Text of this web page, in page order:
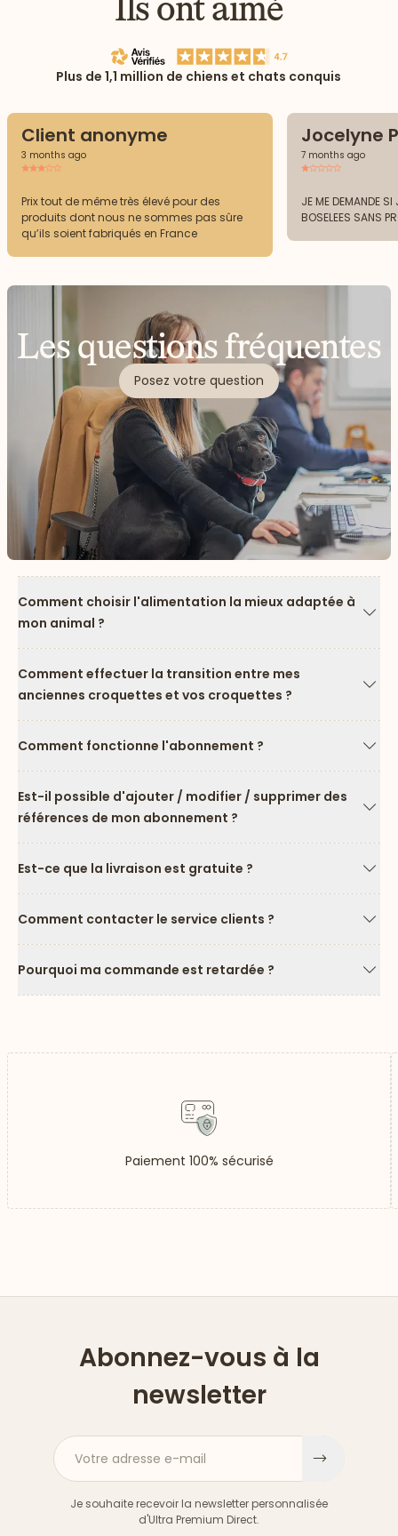
Plus de 1,1 million de chiens et chats conquis
Client anonyme
3 months ago
Prix tout de même très élevé pour des
produits dont nous ne sommes pas sûre
qu’ils soient fabriqués en France
Jocelyne
7 months ago
JE ME DEMANDE SI
BOSELEES SANS
Les questions fréquentes
Posez votre question
Comment choisir l'alimentation la mieux adaptée à
mon animal ?
Comment effectuer la transition entre mes
anciennes croquettes et vos croquettes ?
Comment fonctionne l'abonnement ?
Est-il possible d'ajouter / modifier / supprimer des
références de mon abonnement ?
Est-ce que la livraison est gratuite ?
Comment contacter le service clients ?
Pourquoi ma commande est retardée ?
Paiement 100% sécurisé
Abonnez-vous à la
newsletter
Votre adresse e-mail
Je souhaite recevoir la newsletter personnalisée
d'Ultra Premium Direct.